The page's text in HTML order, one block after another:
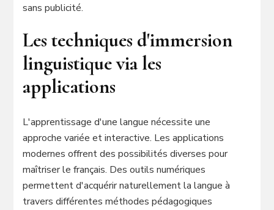
sans publicité.
Les techniques d'immersion
linguistique via les
applications
L'apprentissage d'une langue nécessite une
approche variée et interactive. Les applications
modernes offrent des possibilités diverses pour
maîtriser le français. Des outils numériques
permettent d'acquérir naturellement la langue à
travers différentes méthodes pédagogiques